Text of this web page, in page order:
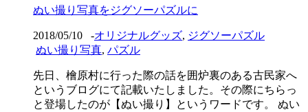
ぬい撮り写真をジグソーパズルに
2018/05/10 -オリジナルグッズ, ジグソーパズル
ぬい撮り写真, パズル
先日、檜原村に行った際の話を囲炉裏のある古民家へ
というブログにて記載いたしました。その際にちらっ
と登場したのが【ぬい撮り】というワードです。 ぬい